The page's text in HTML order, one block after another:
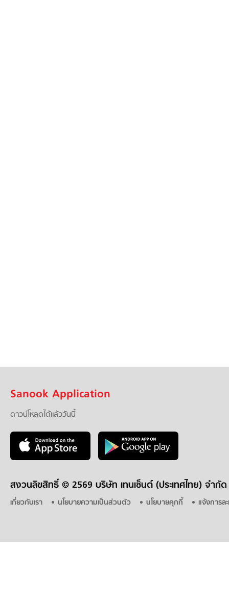
Sanook Application
ดาวน์โหลดได้แล้ววันนี้
สงวนลิขสิทธิ์ © 2569 บริษัท เทนเซ็นต์ (ประเทศไทย) จำกัด
เกี่ยวกับเรา นโยบายความเป็นส่วนตัว นโยบายคุกกี้ แจ้งการล